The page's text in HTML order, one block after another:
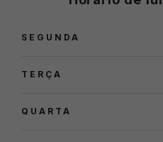
SEGUNDA
TERÇA
QUARTA